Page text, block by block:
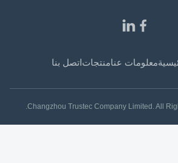
معلومات عنامنتجاتاتصل بنا